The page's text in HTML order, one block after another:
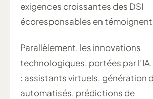
exigences croissantes des DSI
écoresponsables en
Parallèlement, les innovations
technologiques, portées par
: assistants virtuels, génération
automatisés, prédictions de